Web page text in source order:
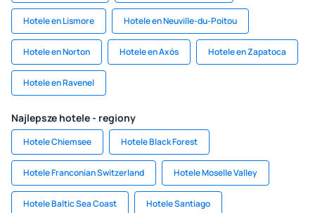
Hotele en Lismore Hotele en Neuville-du-Poitou
Hotele en Norton Hotele en Axós Hotele en Zapatoca
Hotele en Ravenel
Najlepsze hotele - regiony
Hotele Chiemsee Hotele Black Forest
Hotele Franconian Switzerland Hotele Moselle Valley
Hotele Baltic Sea Coast Hotele Santiago